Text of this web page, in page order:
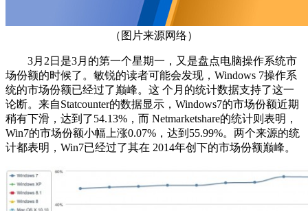
（图片来源网络）
3月2日是3月的第一个星期一，又是盘点电脑操作系统市
场份额的时候了。敏锐的读者可能会发现，Windows 7操作系
统的市场份额已经过了巅峰。这 个月的统计数据支持了这一
论断。来自Statcounter的数据显示，Windows7的市场份额近期
稍有下滑，达到了54.13%，而 Netmarketshare的统计则表明，
Win7的市场份额小幅上涨0.07%，达到55.99%。两个来源的统
计都表明，Win7已经过了其在 2014年创下的市场份额巅峰。